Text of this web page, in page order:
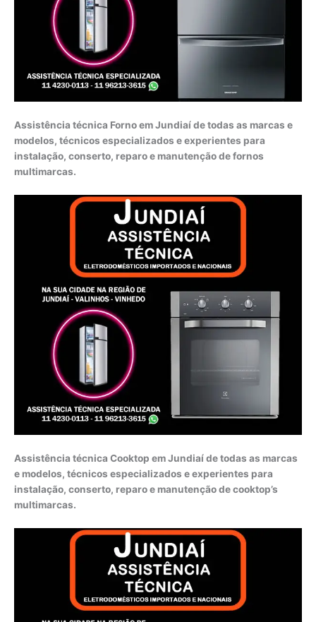
Assistência técnica Forno em Jundiaí de todas as marcas e
modelos, técnicos especializados e experientes para
instalação, conserto, reparo e manutenção de fornos
multimarcas.
Assistência técnica Cooktop em Jundiaí de todas as marcas
e modelos, técnicos especializados e experientes para
instalação, conserto, reparo e manutenção de cooktop’s
multimarcas.